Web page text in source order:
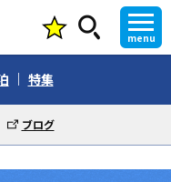
menu
特集
ブログ